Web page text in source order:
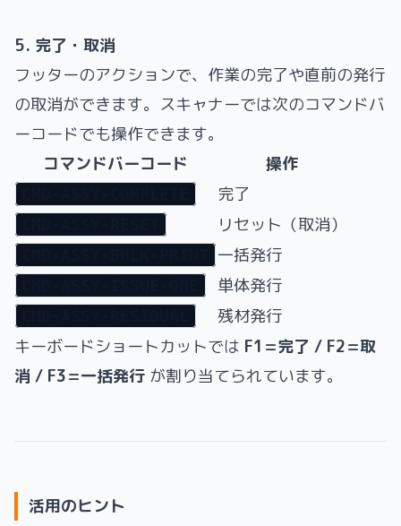
5. 完了・取消
フッターのアクションで、作業の完了や直前の発行
の取消ができます。スキャナーでは次のコマンドバ
ーコードでも操作できます。
コマンドバーコード
操作
完了
リセット（取消）
一括発行
単体発行
残材発行
キーボードショートカットでは F1=完了 / F2=取
消 / F3=一括発行 が割り当てられています。
活用のヒント